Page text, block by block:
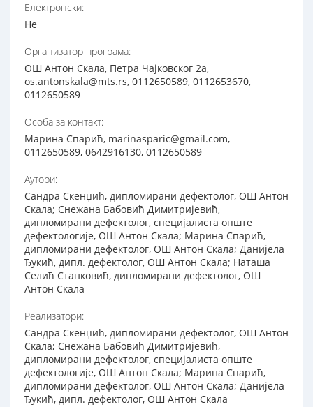
Електронски:
Не
Организатор програма:
ОШ Антон Скала, Петра Чајковског 2а,
os.antonskala@mts.rs, 0112650589, 0112653670,
0112650589
Особа за контакт:
Марина Спарић, marinasparic@gmail.com,
0112650589, 0642916130, 0112650589
Аутори:
Сандра Скенџић, дипломирани дефектолог, ОШ Антон
Скала; Снежана Бабовић Димитријевић,
дипломирани дефектолог, специјалиста опште
дефектологије, ОШ Антон Скала; Марина Спарић,
дипломирани дефектолог, ОШ Антон Скала; Данијела
Ђукић, дипл. дефектолог, ОШ Антон Скала; Наташа
Селић Станковић, дипломирани дефектолог, ОШ
Антон Скала
Реализатори:
Сандра Скенџић, дипломирани дефектолог, ОШ Антон
Скала; Снежана Бабовић Димитријевић,
дипломирани дефектолог, специјалиста опште
дефектологије, ОШ Антон Скала; Марина Спарић,
дипломирани дефектолог, ОШ Антон Скала; Данијела
Ђукић, дипл. дефектолог, ОШ Антон Скала